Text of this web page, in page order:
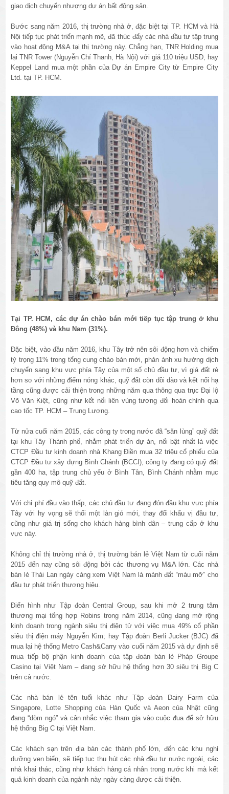
giao dịch chuyển nhượng dự án bất động sản.
Bước sang năm 2016, thị trường nhà ở, đặc biệt tại TP. HCM và Hà
Nội tiếp tục phát triển mạnh mẽ, đã thúc đẩy các nhà đầu tư tập trung
vào hoạt động M&A tại thị trường này. Chẳng hạn, TNR Holding mua
lại TNR Tower (Nguyễn Chí Thanh, Hà Nội) với giá 110 triệu USD, hay
Keppel Land mua một phần của Dự án Empire City từ Empire City
Ltd. tại TP. HCM.
Tại TP. HCM, các dự án chào bán mới tiếp tục tập trung ở khu
Đông (48%) và khu Nam (31%).
Đặc biệt, vào đầu năm 2016, khu Tây trở nên sôi động hơn và chiếm
tỷ trọng 11% trong tổng cung chào bán mới, phản ánh xu hướng dịch
chuyển sang khu vực phía Tây của một số chủ đầu tư, vì giá đất rẻ
hơn so với những điểm nóng khác, quỹ đất còn dồi dào và kết nối hạ
tầng cũng được cải thiện trong những năm qua thông qua trục Đại lộ
Võ Văn Kiệt, cũng như kết nối liên vùng tương đối hoàn chỉnh qua
cao tốc TP. HCM – Trung Lương.
Từ nửa cuối năm 2015, các công ty trong nước đã “săn lùng” quỹ đất
tại khu Tây Thành phố, nhằm phát triển dự án, nổi bật nhất là việc
CTCP Đầu tư kinh doanh nhà Khang Điền mua 32 triệu cổ phiếu của
CTCP Đầu tư xây dựng Bình Chánh (BCCI), công ty đang có quỹ đất
gần 400 ha, tập trung chủ yếu ở Bình Tân, Bình Chánh nhằm mục
tiêu tăng quy mô quỹ đất.
Với chi phí đầu vào thấp, các chủ đầu tư đang đón đầu khu vực phía
Tây với hy vọng sẽ thổi một làn gió mới, thay đổi khẩu vị đầu tư,
cũng như giá trị sống cho khách hàng bình dân – trung cấp ở khu
vực này.
Không chỉ thị trường nhà ở, thị trường bán lẻ Việt Nam từ cuối năm
2015 đến nay cũng sôi động bởi các thương vụ M&A lớn. Các nhà
bán lẻ Thái Lan ngày càng xem Việt Nam là mảnh đất “màu mỡ” cho
đầu tư phát triển thương hiệu.
Điển hình như Tập đoàn Central Group, sau khi mở 2 trung tâm
thương mại tổng hợp Robins trong năm 2014, cũng đang mở rộng
kinh doanh trong ngành siêu thị điện tử với việc mua 49% cổ phần
siêu thị điện máy Nguyễn Kim; hay Tập đoàn Berli Jucker (BJC) đã
mua lại hệ thống Metro Cash&Carry vào cuối năm 2015 và dự định sẽ
mua tiếp bộ phận kinh doanh của tập đoàn bán lẻ Pháp Groupe
Casino tại Việt Nam – đang sở hữu hệ thống hơn 30 siêu thị Big C
trên cả nước.
Các nhà bán lẻ tên tuổi khác như Tập đoàn Dairy Farm của
Singapore, Lotte Shopping của Hàn Quốc và Aeon của Nhật cũng
đang “dòm ngó” và cân nhắc việc tham gia vào cuộc đua để sở hữu
hệ thống Big C tại Việt Nam.
Các khách sạn trên địa bàn các thành phố lớn, đến các khu nghỉ
dưỡng ven biển, sẽ tiếp tục thu hút các nhà đầu tư nước ngoài, các
nhà khai thác, cũng như khách hàng cá nhân trong nước khi mà kết
quả kinh doanh của ngành này ngày càng được cải thiện.